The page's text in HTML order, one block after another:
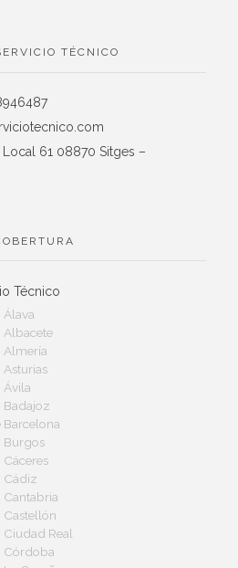
TÉCNICO
Local 61 08870 Sitges –
Técnico
Álava
Albacete
Almería
Ávila
Badajoz
Barcelona
Burgos
Cádiz
Cantabria
Castellón
Real
Córdoba